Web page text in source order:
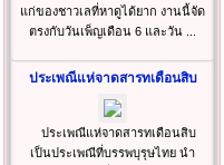
แก่ของชาวเลที่หาดูได้ยาก งานนี้จัด
ตรงกับวันเพ็ญเดือน 6 และวัน ...
ประเพณีแห่จาดสารทเดือนสิบ
ประเพณีแห่จาดสารทเดือนสิบ
เป็นประเพณีที่บรรพบุรุษไทย นำ